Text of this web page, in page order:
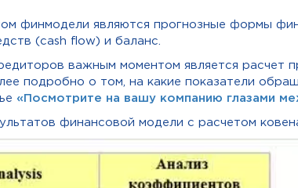
финмодели являются прогнозные формы
(cash flow) и баланс.
важным моментом является расчет
подробно о том, на какие показатели
«Посмотрите на вашу компанию глазами
финансовой модели с расчетом